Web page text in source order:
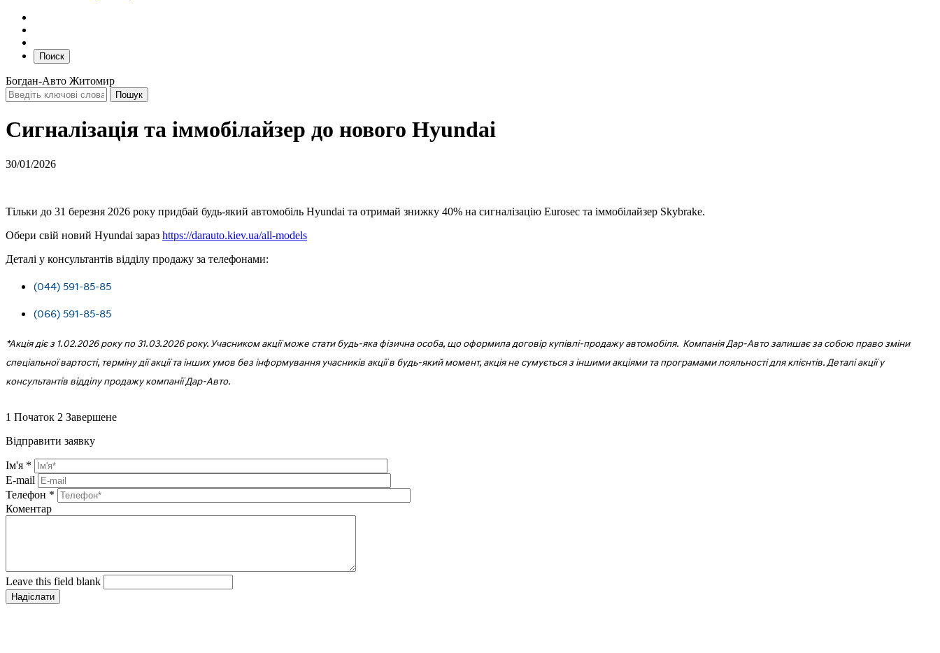
Поиск
Богдан-Авто Житомир
Сигналізація та іммобілайзер до нового Hyundai
30/01/2026
Тільки до 31 березня 2026 року придбай будь-який автомобіль Hyundai та отримай знижку 40% на сигналізацію Eurosec та іммобілайзер Skybrake.
Обери свій новий Hyundai зараз https://darauto.kiev.ua/all-models
Деталі у консультантів відділу продажу за телефонами:
(044) 591-85-85
(066) 591-85-85
*Акція діє з 1.02.2026 року по 31.03.2026 року. Учасником акції може стати будь-яка фізична особа, що оформила договір купівлі-продажу автомобіля. Компанія Дар-Авто залишає за собою право зміни
спеціальної вартості, терміну дії акції та інших умов без інформування учасників акції в будь-який момент, акція не сумується з іншими акціями та програмами лояльності для клієнтів. Деталі акції у
консультантів відділу продажу компанії Дар-Авто.
1 Початок 2 Завершене
Відправити заявку
Ім'я *
E-mail
Телефон *
Коментар
Leave this field blank